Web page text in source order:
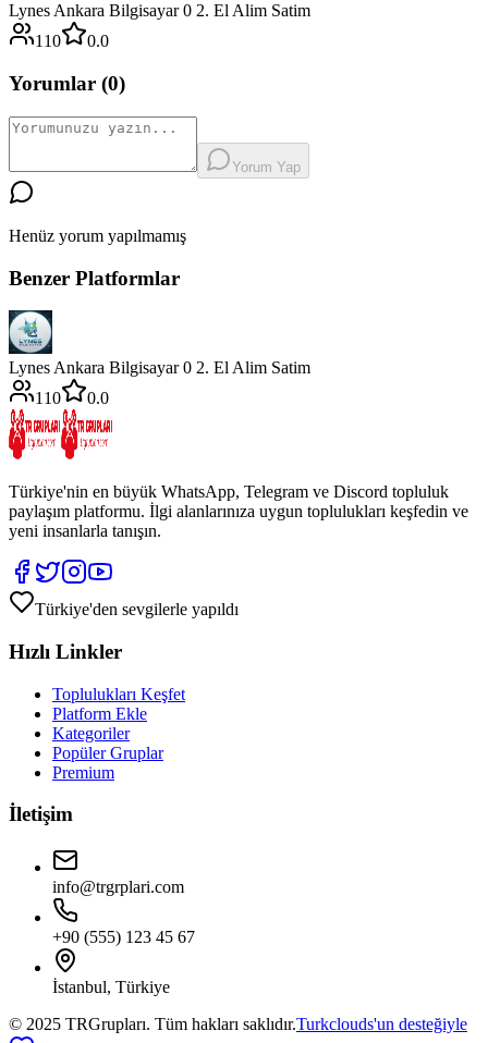
Lynes Ankara Bilgisayar 0 2. El Alim Satim
110
0.0
Yorumlar (0)
Yorum Yap
Henüz yorum yapılmamış
Benzer Platformlar
Lynes Ankara Bilgisayar 0 2. El Alim Satim
110
0.0
Türkiye'nin en büyük WhatsApp, Telegram ve Discord topluluk
paylaşım platformu. İlgi alanlarınıza uygun toplulukları keşfedin ve
yeni insanlarla tanışın.
Türkiye'den sevgilerle yapıldı
Hızlı Linkler
Toplulukları Keşfet
Platform Ekle
Kategoriler
Popüler Gruplar
Premium
İletişim
info@trgrplari.com
+90 (555) 123 45 67
İstanbul, Türkiye
© 2025 TRGrupları. Tüm hakları saklıdır.Turkclouds'un desteğiyle